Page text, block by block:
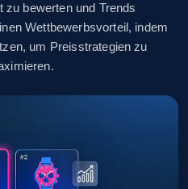
name, Seller rating,
Root category, and
Jetzt anfangen
products using
bewerten und Trends
Wettbewerbsvorteil, indem
um Preisstrategien zu